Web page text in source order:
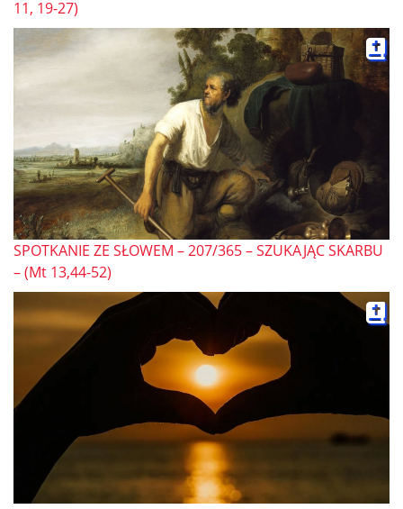
11, 19-27)
SPOTKANIE ZE SŁOWEM – 207/365 – SZUKAJĄC SKARBU
– (Mt 13,44-52)